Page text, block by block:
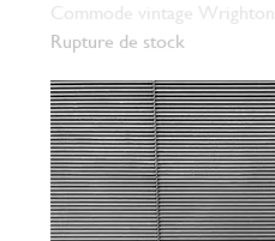
Commode vintage Wrighton
Rupture de stock